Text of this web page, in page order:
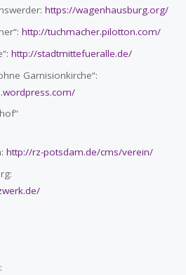
https://wagenhausburg.org/
http://tuchmacher.pilotton.com/
http://stadtmittefueralle.de/
Garnisionkirche“:
http://rz-potsdam.de/cms/verein/